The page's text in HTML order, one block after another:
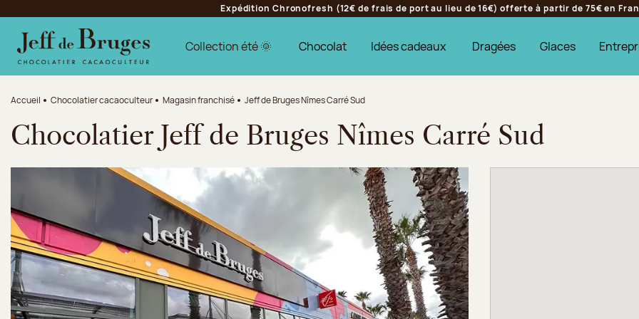
Aller au contenu principal
Aller au pied de page
Expédition Chronofresh (12€ de frais de port au lieu de 16€) offerte à partir de 75€ en
Collection été 🌞 Chocolat Idées cadeaux Dragées Glaces
Accueil Chocolatier cacaoculteur Magasin franchisé Jeff de Bruges Nîmes Carré Sud
Chocolatier Jeff de Bruges Nîmes Carré Sud